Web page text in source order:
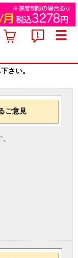
さい。
ご意見